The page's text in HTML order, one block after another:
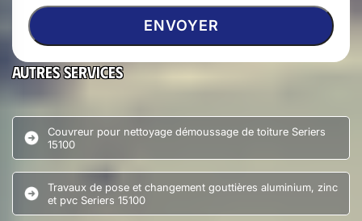
Autres services
Couvreur pour nettoyage démoussage de toiture Seriers
15100
Travaux de pose et changement gouttières aluminium, zinc
et pvc Seriers 15100